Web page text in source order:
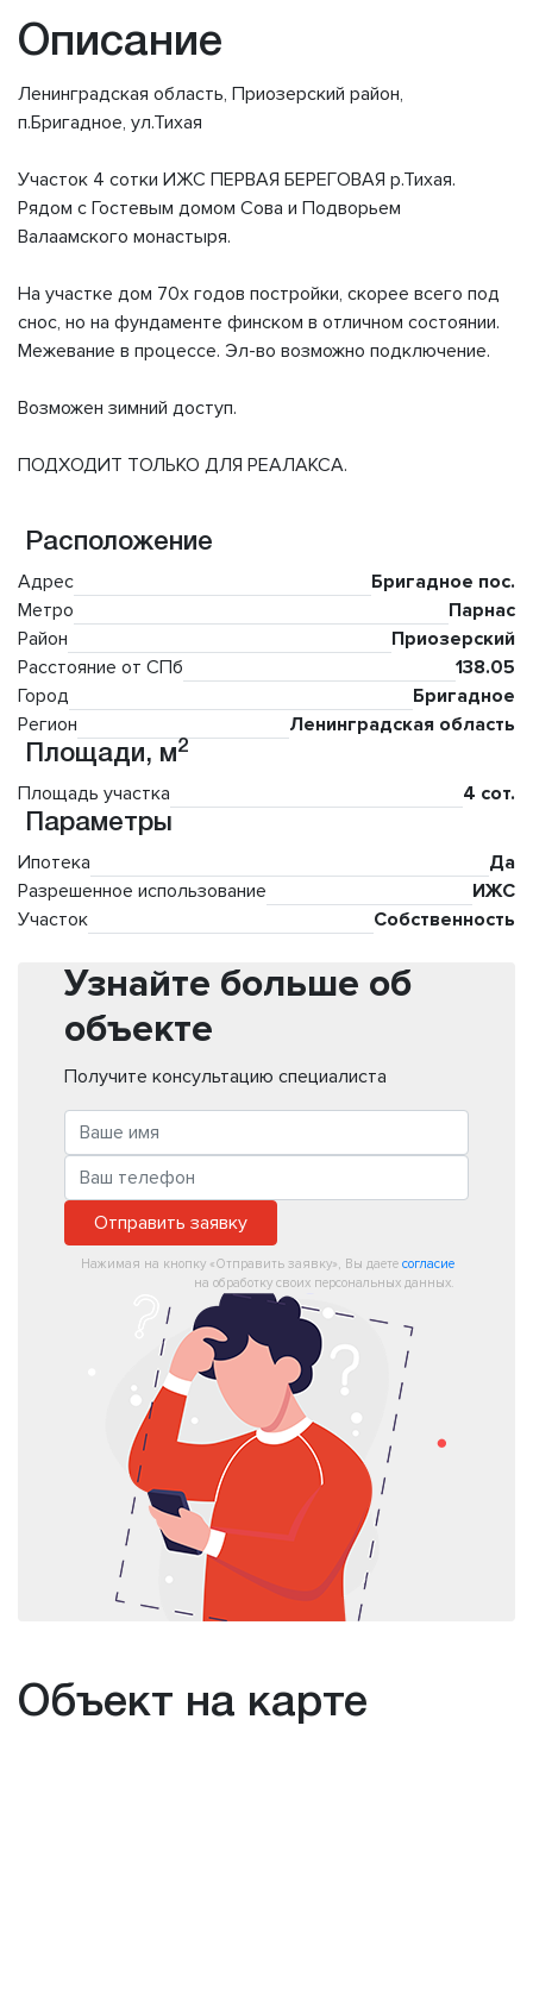
Описание
Ленинградская область, Приозерский район,
п.Бригадное, ул.Тихая
Участок 4 сотки ИЖС ПЕРВАЯ БЕРЕГОВАЯ р.Тихая.
Рядом с Гостевым домом Сова и Подворьем
Валаамского монастыря.
На участке дом 70х годов постройки, скорее всего под
снос, но на фундаменте финском в отличном состоянии.
Межевание в процессе. Эл-во возможно подключение.
Возможен зимний доступ.
ПОДХОДИТ ТОЛЬКО ДЛЯ РЕАЛАКСА.
Расположение
Адрес
Бригадное пос.
Метро
Парнас
Район
Приозерский
Расстояние от СПб
138.05
Город
Бригадное
Регион
Ленинградская область
Площади, м2
Площадь участка
4 сот.
Параметры
Ипотека
Да
Разрешенное использование
ИЖС
Участок
Собственность
Узнайте больше об
объекте
Получите консультацию специалиста
Отправить заявку
Нажимая на кнопку «Отправить заявку», Вы даете согласие
на обработку своих персональных данных.
Объект на карте